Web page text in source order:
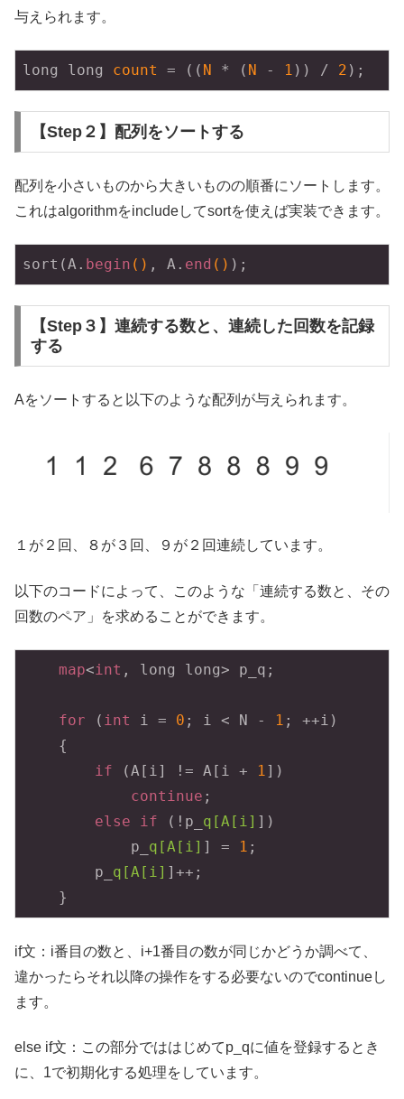
与えられます。
long long count = (( N * ( N - 1 )) / 2 );
【Step２】配列をソートする
配列を小さいものから大きいものの順番にソートします。
これはalgorithmをincludeしてsortを使えば実装できます。
sort(A . begin () , A . end () );
【Step３】連続する数と、連続した回数を記録
する
Aをソートすると以下のような配列が与えられます。
１が２回、８が３回、９が２回連続しています。
以下のコードによって、このような「連続する数と、その
回数のペア」を求めることができます。
map<int , long long> p_q;
for ( int i = 0 ; i < N - 1 ; ++i)
    {
if (A[i] != A[i + 1])
continue ;
else
if (!p_ q[A[i] ])
            p_
q[A[i] ] = 1 ;
        p_
q[A[i] ]++;
    }
if文：i番目の数と、i+1番目の数が同じかどうか調べて、
違かったらそれ以降の操作をする必要ないのでcontinueし
ます。
else if文：この部分でははじめてp_qに値を登録するとき
に、1で初期化する処理をしています。